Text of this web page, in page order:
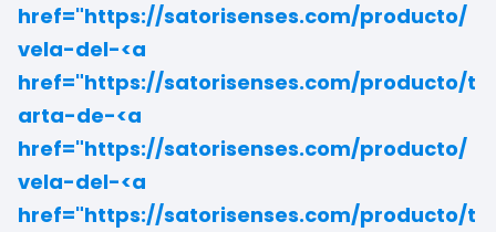
href="https://satorisenses.com/producto/
vela-del-<a
href="https://satorisenses.com/producto/t
arta-de-<a
href="https://satorisenses.com/producto/
vela-del-<a
href="https://satorisenses.com/producto/t